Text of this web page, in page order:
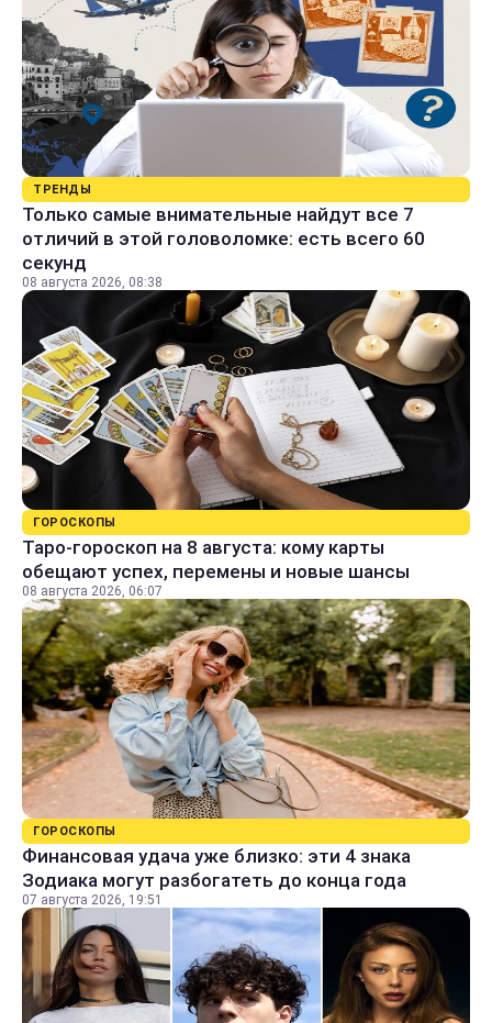
ТРЕНДЫ
Только самые внимательные найдут все 7
отличий в этой головоломке: есть всего 60
секунд
08 августа 2026, 08:38
ГОРОСКОПЫ
Таро-гороскоп на 8 августа: кому карты
обещают успех, перемены и новые шансы
08 августа 2026, 06:07
ГОРОСКОПЫ
Финансовая удача уже близко: эти 4 знака
Зодиака могут разбогатеть до конца года
07 августа 2026, 19:51